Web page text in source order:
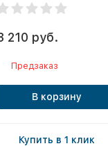
210 руб.
Предзаказ
В корзину
Купить в 1 клик